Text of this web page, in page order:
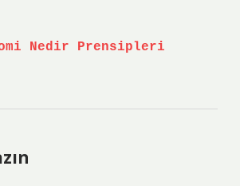
Nedir Prensipleri